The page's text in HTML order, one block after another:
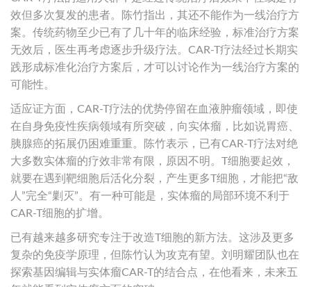
效但多次复发的患者。陈竹指出，其还不能作为一线治疗方
案。传统药物至少已有了几十年的临床经验，标准治疗方案
无效后，医生再考虑逐步升级疗法。CAR-T疗法经过长期实
践形成标准化治疗方案后，才可以讨论作为一线治疗方案的
可能性。
适应证方面，CAR-T疗法的优势停留在血液肿瘤领域，即使
在自身免疫性疾病领域有所突破，向实体瘤，比如说胃癌、
胰腺癌的拓展仍困难重重。陈竹表示，已有CAR-T疗法对绝
大多数实体瘤的疗效非常有限，原因不明。T细胞要起效，
就要在遇到靶细胞后活化分裂，产生更多T细胞，才能把“敌
人”完全“剿灭”。有一种可能是，实体瘤的局部环境不利于
CAR-T细胞的扩增。
已有越来越多研究专注于改造T细胞的新方法。这涉及更多
复杂的免疫学原理，但陈竹认为攻克有望。刘明耀团队也在
探索基因编辑与实体瘤CAR-T的结合点，在他看来，未来五